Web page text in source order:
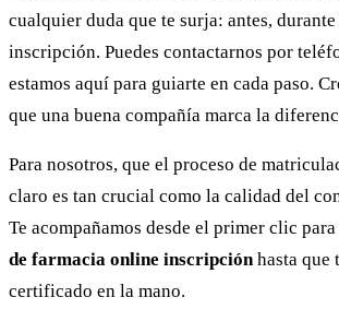
cualquier duda que te surja: antes,
inscripción. Puedes contactarnos por
estamos aquí para guiarte en cada paso.
que una buena compañía marca la
Para nosotros, que el proceso de
claro es tan crucial como la calidad del
Te acompañamos desde el primer clic para
de farmacia online inscripciónhasta que
certificado en la mano.